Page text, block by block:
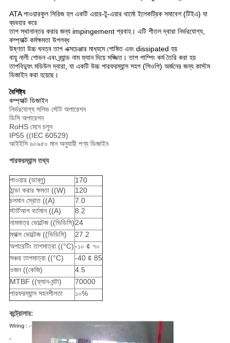
ATA পাওয়ারকুল সিরিজ হল একটি এয়ার-টু-এয়ার থার্মো ইলেকট্রিক সমাবেশ (টিইএ) যা
ব্যবহার করে
তাপ স্থানান্তর করার জন্য impingement প্রবাহ। এটি শীতল দ্বারা নির্ভরযোগ্য,
কম্প্যাক্ট কর্মক্ষমতা উপলব্ধ
উষ্ণতা উচ্চ ঘনত্ব তাপ এক্সচেঞ্জার মাধ্যমে শোষিত এবং dissipated হয়
বায়ু নালী শোভন এবং ব্র্যান্ড নাম ফ্যান দিয়ে সজ্জিত। তাপ পাম্পিং কর্ম তৈরি করা হয়
তাপবিদ্যুৎ মডিউল দ্বারা, যা একটি উচ্চ পারফরম্যান্স সহগ (সিওপি) অর্জনের জন্য কাস্টম
ডিজাইন করা হয়েছে।
বৈশিষ্ট্য
কম্প্যাক্ট ডিজাইন
নির্ভরযোগ্য সলিড স্টেট অপারেশন
ডিসি অপারেশন
RoHS মেনে চলুন
IP55 ((IEC 60529)
আইইসি ৬০৯৫০ মান অনুযায়ী পণ্য ডিজাইন
পারফরম্যান্স তথ্য
পাওয়ার (ডাব্লু)
170
ঠান্ডা করার ক্ষমতা ((W)
120
চলমান স্রোত ((A)
7.0
স্টার্টআপ বর্তমান ((A)
8.2
নামমাত্র ভোল্টেজ ((ভিডিসি)24
ম্যাক্স ভোল্টেজ ((ভিডিসি)
27.2
অপারেটিং তাপমাত্রা ((°C)-১০ ¢ ৭০
সঞ্চয় তাপমাত্রা ((°C)
-40 ¢ 85
ওজন ((কেজি)
4.5
MTBF ((ফ্যান-ঘন্টা)
70000
পারফরম্যান্স সহনশীলতা
১০%
কন্ট্রোলার: